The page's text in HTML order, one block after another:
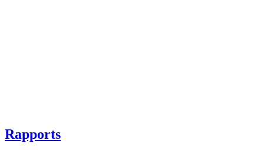
Rapports